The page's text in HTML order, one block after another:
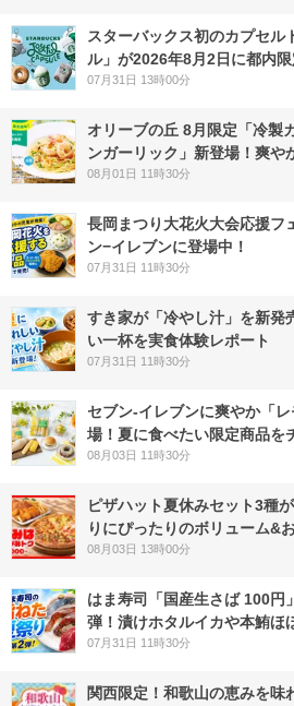
スターバックス初のカプセル
ル」が2026年8月2日に都内
07月31日 13時00分
オリーブの丘 8月限定「冷製
ンガーリック」新登場！爽や
08月01日 11時30分
長岡まつり大花火大会応援フ
ン−イレブンに登場中！
07月31日 11時30分
すき家が「冷やし汁」を新発
い一杯を実食体験レポート
07月31日 11時30分
セブン‐イレブンに爽やか「
場！夏に食べたい限定商品を
08月03日 11時30分
ピザハット夏休みセット3種
りにぴったりのボリューム&
08月03日 13時00分
はま寿司「国産生さば 100円
弾！漬けホタルイカや本鮪ほ
07月31日 11時30分
関西限定！和歌山の恵みを味